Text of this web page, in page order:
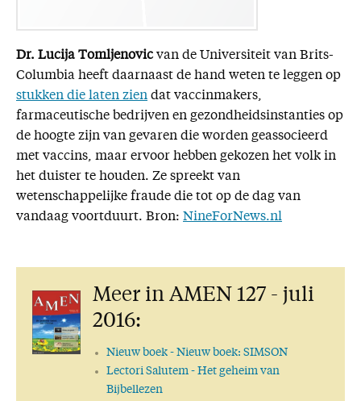
Dr. Lucija Tomljenovic van de Universiteit van Brits-
Columbia heeft daarnaast de hand weten te leggen op
stukken die laten zien dat vaccinmakers,
farmaceutische bedrijven en gezondheidsinstanties op
de hoogte zijn van gevaren die worden geassocieerd
met vaccins, maar ervoor hebben gekozen het volk in
het duister te houden. Ze spreekt van
wetenschappelijke fraude die tot op de dag van
vandaag voortduurt. Bron: NineForNews.nl
Meer in AMEN 127 - juli
2016:
Nieuw boek- Nieuw boek: SIMSON
Lectori Salutem- Het geheim van
Bijbellezen